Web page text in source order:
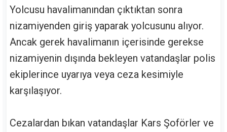
Yolcusu havalimanından çıktıktan sonra
nizamiyenden giriş yaparak yolcusunu alıyor.
Ancak gerek havalimanın içerisinde gerekse
nizamiyenin dışında bekleyen vatandaşlar polis
ekiplerince uyarıya veya ceza kesimiyle
karşılaşıyor.
Cezalardan bıkan vatandaşlar Kars Şoförler ve